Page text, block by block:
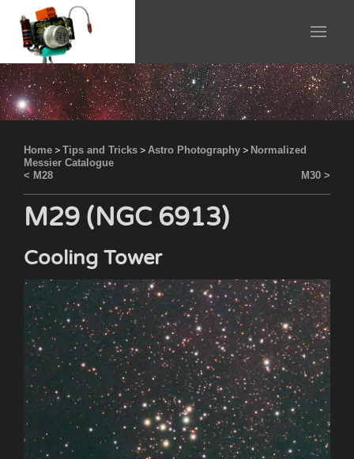
Home > Tips and Tricks > Astro Photography > Normalized
Messier Catalogue
< M28
M30 >
M29 (NGC 6913)
Cooling Tower